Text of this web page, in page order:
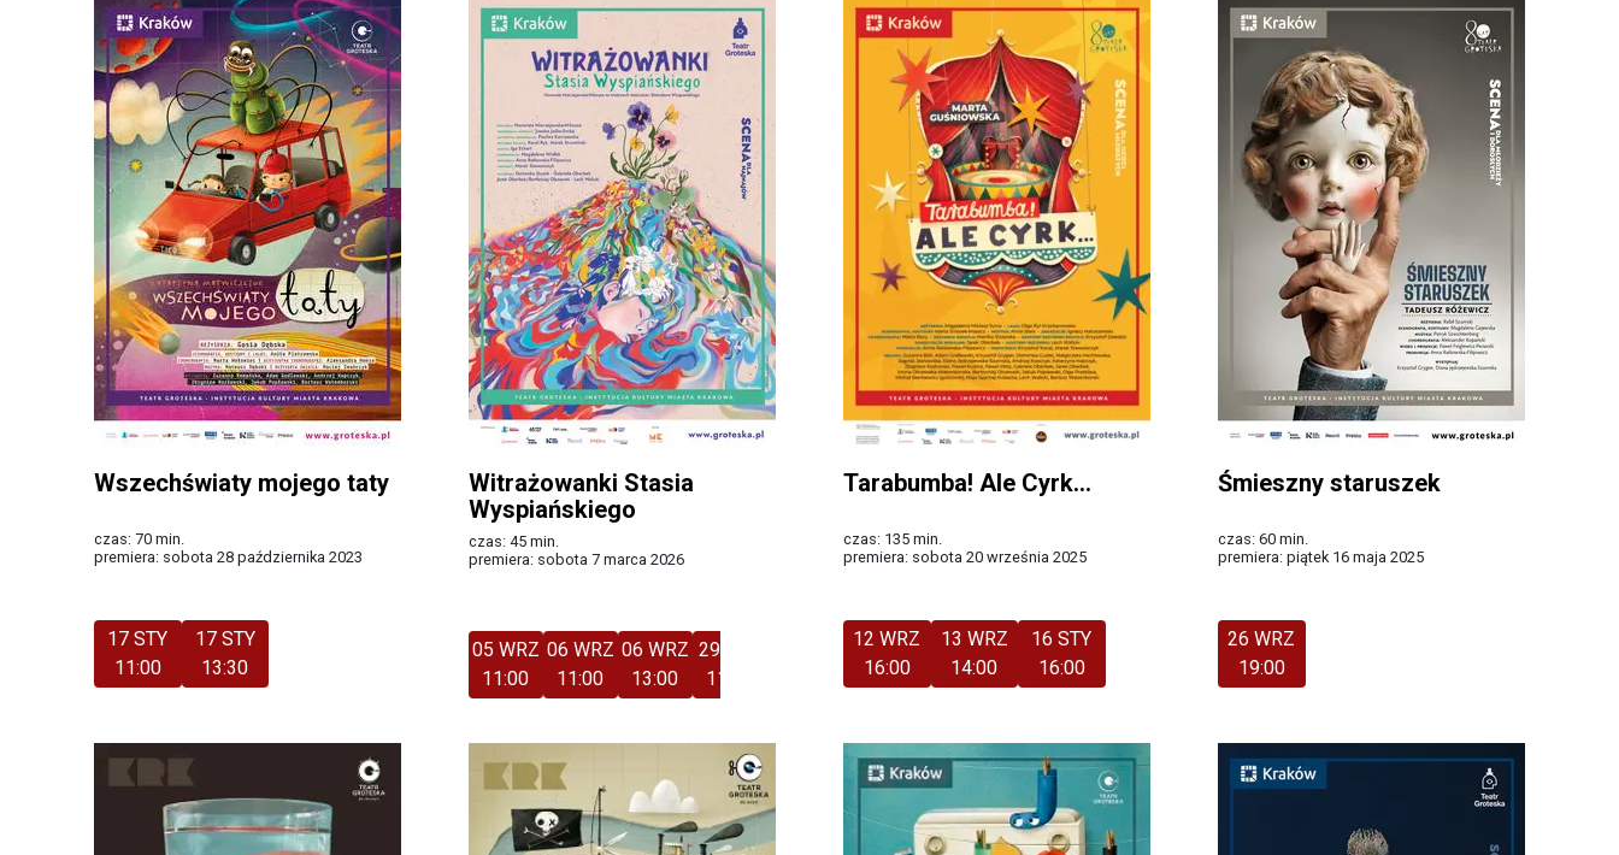
Wszechświaty mojego taty
czas: 70 min.
premiera: sobota 28 października 2023
17 STY
11:00
17 STY
13:30
Witrażowanki Stasia
Wyspiańskiego
czas: 45 min.
premiera: sobota 7 marca 2026
05 WRZ
11:00
06 WRZ
11:00
06 WRZ
13:00
29 GRU
11:00
Tarabumba! Ale Cyrk...
czas: 135 min.
premiera: sobota 20 września 2025
12 WRZ
16:00
13 WRZ
14:00
16 STY
16:00
Śmieszny staruszek
czas: 60 min.
premiera: piątek 16 maja 2025
26 WRZ
19:00